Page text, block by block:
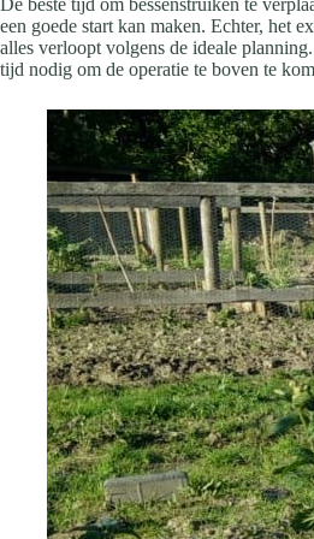
De beste tijd om bessenstruiken te
een goede start kan maken. Echter, het
alles verloopt volgens de ideale
tijd nodig om de operatie te boven te